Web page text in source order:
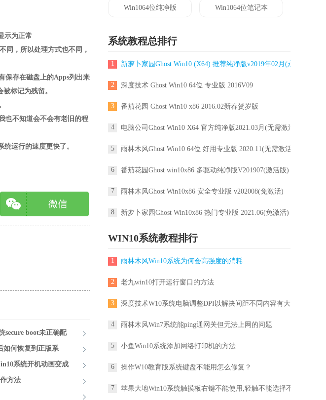
Win1064位纯净版 Win1064位笔记本
系统教程总排行
1 新萝卜家园Ghost Win10 (X64) 推荐纯净版v2019年02月(永久激活)
2 深度技术 Ghost Win10 64位 专业版 2016V09
3 番茄花园 Ghost Win10 x86 2016.02新春贺岁版
4 电脑公司Ghost Win10 X64 官方纯净版2021.03月(无需激活)
5 雨林木风Ghost Win10 64位 好用专业版 2020.11(无需激活)
6 番茄花园Ghost win10x86 多驱动纯净版V201907(激活版)
7 雨林木风Ghost Win10x86 安全专业版 v202008(免激活)
8 新萝卜家园Ghost Win10x86 热门专业版 2021.06(免激活)
WIN10系统教程排行
1 雨林木风Win10系统为何会高强度的消耗
2 老九win10打开运行窗口的方法
3 深度技术W10系统电脑调整DPI以解决间距不同内容有大有小问题
4 雨林木风Win7系统能ping通网关但无法上网的问题
5 小鱼Win10系统添加网络打印机的方法
6 操作W10教育版系统键盘不能用怎么修复？
7 苹果大地Win10系统触摸板右键不能使用,轻触不能选择不能打开的
示为正常
，所以处理方式也不同，
存在磁盘上的Apps列出来
标记为残留。
不知道会不会有老旧的程
运行的速度更快了。
secure boot未正确配
如何恢复到正版系
系统开机动画变成
方法